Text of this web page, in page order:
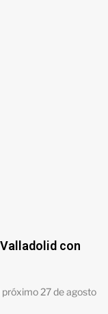
con
próximo 27 de agosto